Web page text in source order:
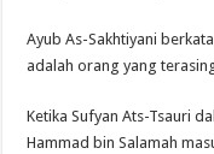
Ayub As-Sakhtiyani
adalah orang yang
Ketika Sufyan Ats-Tsauri
Hammad bin Salamah